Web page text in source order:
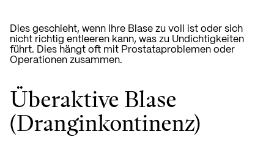
Dies geschieht, wenn Ihre Blase zu voll ist oder sich
nicht richtig entleeren kann, was zu Undichtigkeiten
führt. Dies hängt oft mit Prostataproblemen oder
Operationen zusammen.
Überaktive Blase
(Dranginkontinenz)